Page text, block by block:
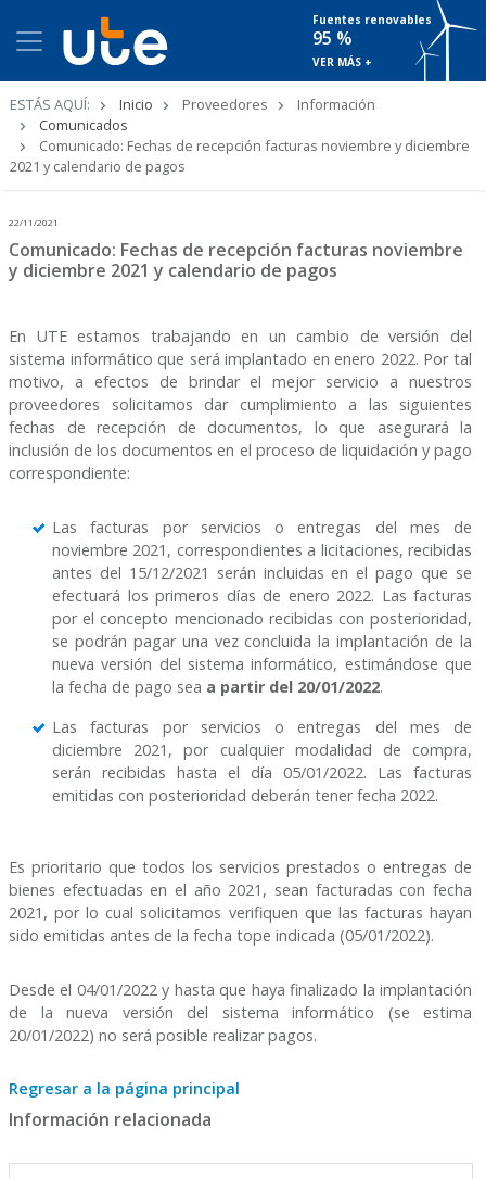
Fuentes renovables
95 %
VER MÁS +
ESTÁS AQUÍ: Inicio Proveedores
Información
Comunicados
Comunicado: Fechas de recepción facturas noviembre y diciembre
2021 y calendario de pagos
22/11/2021
Comunicado: Fechas de recepción facturas noviembre
y diciembre 2021 y calendario de pagos
En UTE estamos trabajando en un cambio de versión del
sistema informático que será implantado en enero 2022. Por tal
motivo, a efectos de brindar el mejor servicio a nuestros
proveedores solicitamos dar cumplimiento a las siguientes
fechas de recepción de documentos, lo que asegurará la
inclusión de los documentos en el proceso de liquidación y pago
correspondiente:
Las facturas por servicios o entregas del mes de
noviembre 2021, correspondientes a licitaciones, recibidas
antes del 15/12/2021 serán incluidas en el pago que se
efectuará los primeros días de enero 2022. Las facturas
por el concepto mencionado recibidas con posterioridad,
se podrán pagar una vez concluida la implantación de la
nueva versión del sistema informático, estimándose que
la fecha de pago sea a partir del 20/01/2022.
Las facturas por servicios o entregas del mes de
diciembre 2021, por cualquier modalidad de compra,
serán recibidas hasta el día 05/01/2022. Las facturas
emitidas con posterioridad deberán tener fecha 2022.
Es prioritario que todos los servicios prestados o entregas de
bienes efectuadas en el año 2021, sean facturadas con fecha
2021, por lo cual solicitamos verifiquen que las facturas hayan
sido emitidas antes de la fecha tope indicada (05/01/2022).
Desde el 04/01/2022 y hasta que haya finalizado la implantación
de la nueva versión del sistema informático (se estima
20/01/2022) no será posible realizar pagos.
Regresar a la página principal
Información relacionada